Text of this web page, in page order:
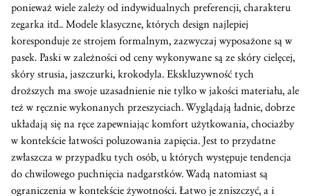
ponieważ wiele zależy od indywidualnych preferencji, charakteru
zegarka itd.. Modele klasyczne, których design najlepiej
koresponduje ze strojem formalnym, zazwyczaj wyposażone są w
pasek. Paski w zależności od ceny wykonywane są ze skóry cielęcej,
skóry strusia, jaszczurki, krokodyla. Ekskluzywność tych
droższych ma swoje uzasadnienie nie tylko w jakości materiału, ale
też w ręcznie wykonanych przeszyciach. Wyglądają ładnie, dobrze
układają się na ręce zapewniając komfort użytkowania, chociażby
w kontekście łatwości poluzowania zapięcia. Jest to przydatne
zwłaszcza w przypadku tych osób, u których występuje tendencja
do chwilowego puchnięcia nadgarstków. Wadą natomiast są
ograniczenia w kontekście żywotności. Łatwo je zniszczyć, a i